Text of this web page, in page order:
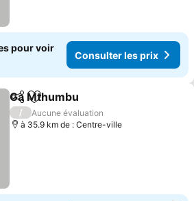
pour voir
Consulter les prix
PartagerAjouter à mes favoris
Ga Mthumbu
/
Aucune évaluation
à 35.9 km de : Centre-ville